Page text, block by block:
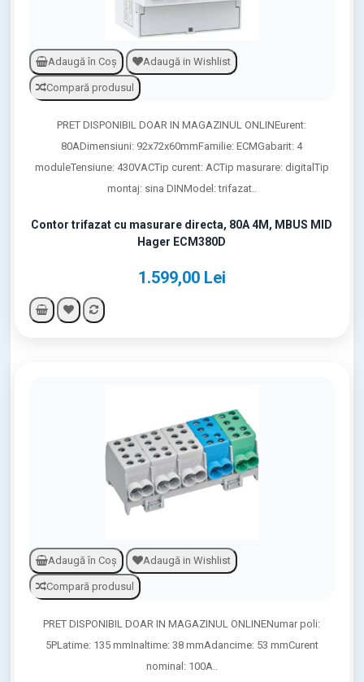
Adaugă în Coş Adaugă in Wishlist
Compară produsul
Contor trifazat cu masurare directa, 80A 4M, MBUS MID
Hager ECM380D
1.599,00 Lei
PRET DISPONIBIL DOAR IN MAGAZINUL ONLINEurent:
80ADimensiuni: 92x72x60mmFamilie: ECMGabarit: 4
moduleTensiune: 430VACTip curent: ACTip masurare: digitalTip
montaj: sina DINModel: trifazat..
Adaugă în Coş Adaugă in Wishlist
Compară produsul
PRET DISPONIBIL DOAR IN MAGAZINUL ONLINENumar poli:
5PLatime: 135 mmInaltime: 38 mmAdancime: 53 mmCurent
nominal: 100A..